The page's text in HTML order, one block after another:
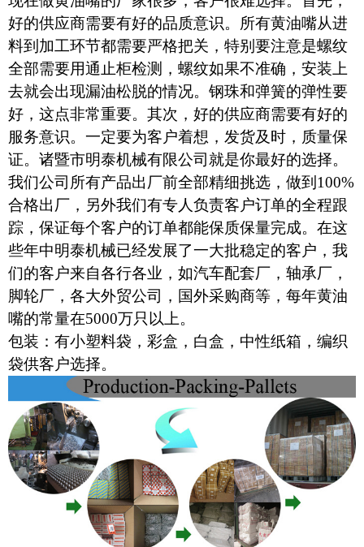
好的供应商需要有好的品质意识。所有黄油嘴从进
料到加工环节都需要严格把关，特别要注意是螺纹
全部需要用通止柜检测，螺纹如果不准确，安装上
去就会出现漏油松脱的情况。钢珠和弹簧的弹性要
好，这点非常重要。其次，好的供应商需要有好的
服务意识。一定要为客户着想，发货及时，质量保
证。诸暨市明泰机械有限公司就是你最好的选择。
我们公司所有产品出厂前全部精细挑选，做到100%
合格出厂，另外我们有专人负责客户订单的全程跟
踪，保证每个客户的订单都能保质保量完成。在这
些年中明泰机械已经发展了一大批稳定的客户，我
们的客户来自各行各业，如汽车配套厂，轴承厂，
脚轮厂，各大外贸公司，国外采购商等，每年黄油
嘴的常量在5000万只以上。
包装：有小塑料袋，彩盒，白盒，中性纸箱，编织
袋供客户选择。